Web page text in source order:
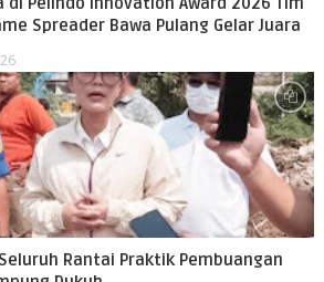
Spreader Bawa Pulang Gelar Juara
Rantai Praktik Pembuangan